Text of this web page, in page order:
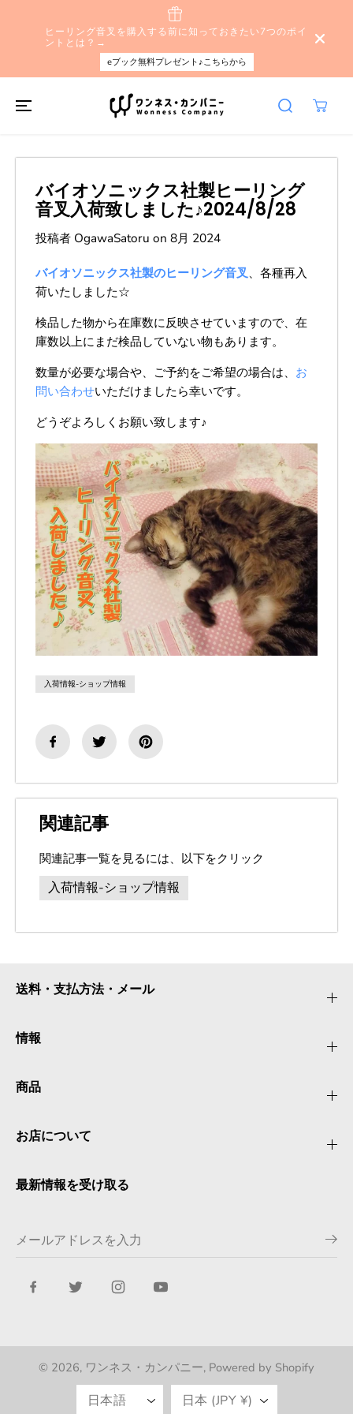
ヒーリング音叉を購入する前に知っておきたい7つのポイ
ントとは？→
eブック無料プレゼント♪こちらから
バイオソニックス社製ヒーリング
音叉入荷致しました♪2024/8/28
投稿者 OgawaSatoru on 8月 2024
バイオソニックス社製のヒーリング音叉、各種再入
荷いたしました☆
検品した物から在庫数に反映させていますので、在
庫数以上にまだ検品していない物もあります。
数量が必要な場合や、ご予約をご希望の場合は、 お
問い合わせいただけましたら幸いです。
どうぞよろしくお願い致します♪
入荷情報-ショップ情報
関連記事
関連記事一覧を見るには、以下をクリック
入荷情報-ショップ情報
送料・支払方法・メール
情報
商品
お店について
最新情報を受け取る
© 2026, ワンネス・カンパニー, Powered by Shopify